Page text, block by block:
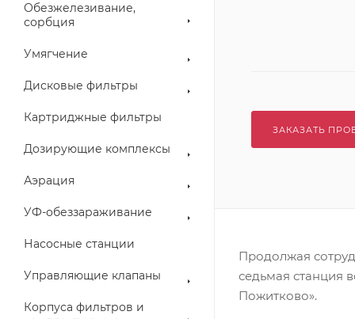
Обезжелезивание,
сорбция
Умягчение
Дисковые фильтры
Картриджные фильтры
Дозирующие комплексы
Аэрация
УФ-обеззараживание
Насосные станции
Управляющие клапаны
Корпуса фильтров и
ЗАКАЗАТЬ
Продолжая
седьмая станция
Пожитково».